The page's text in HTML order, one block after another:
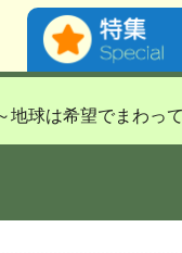
地球は希望でまわっ